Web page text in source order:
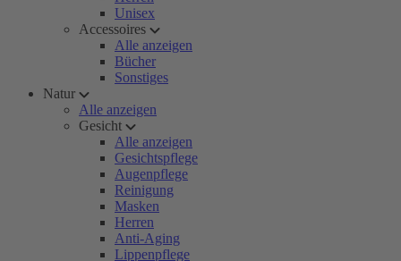
Unisex
Accessoires
Alle anzeigen
Bücher
Sonstiges
Natur
Alle anzeigen
Gesicht
Alle anzeigen
Gesichtspflege
Augenpflege
Reinigung
Masken
Herren
Anti-Aging
Lippenpflege